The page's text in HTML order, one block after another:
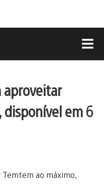
aproveitar
em 6